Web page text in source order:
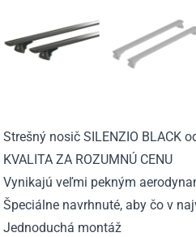
Strešný nosič SILENZIO BLACK
KVALITA ZA ROZUMNÚ CENU
Vynikajú veľmi pekným
Špeciálne navrhnuté, aby čo v
Jednoduchá montáž